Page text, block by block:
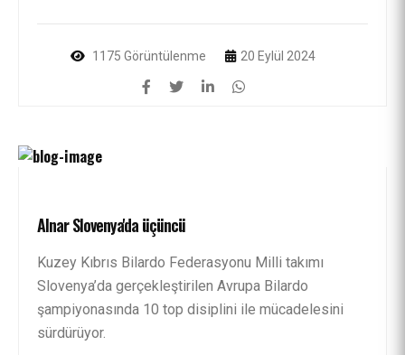
1175 Görüntülenme 20 Eylül 2024
Alnar Slovenya'da üçüncü
Kuzey Kıbrıs Bilardo Federasyonu Milli takımı
Slovenya’da gerçekleştirilen Avrupa Bilardo
şampiyonasında 10 top disiplini ile mücadelesini
sürdürüyor.